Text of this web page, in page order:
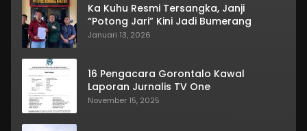
Ka Kuhu Resmi Tersangka, Janji
“Potong Jari” Kini Jadi Bumerang
Januari 13, 2026
16 Pengacara Gorontalo Kawal
Laporan Jurnalis TV One
November 15, 2025